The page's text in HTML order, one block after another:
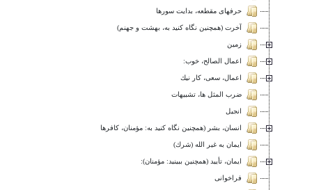
حرفهاى مقطعه، بدايت سورها
آخرت (همچنین نگاه کنید به، بهشت و جهنم)
زمين
اعمال الصالح، خوب:
اعمال، سعى، كار نيك
ضرب المثل ها، تشبیهات
انجيل
انسان، بشر (همچنین نگاه کنید به: مؤمنان، كافرها
ايمان به غير الله (شرك)
ایمان، تأیید (همچنین ببينيد: مؤمنان):
فراخوانی